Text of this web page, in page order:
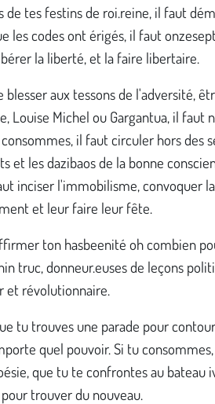
de tes festins de roi.reine, il faut
les codes ont érigés, il faut
la liberté, et la faire libertaire.
aux tessons de l'adversité,
Louise Michel ou Gargantua, il faut
il faut circuler hors des
et les dazibaos de la bonne
inciser l'immobilisme, convoquer
et leur faire leur fête.
ton hasbeenité oh combien
truc, donneur.euses de leçons
et révolutionnaire.
tu trouves une parade pour
quel pouvoir. Si tu
que tu te confrontes au bateau
trouver du nouveau.